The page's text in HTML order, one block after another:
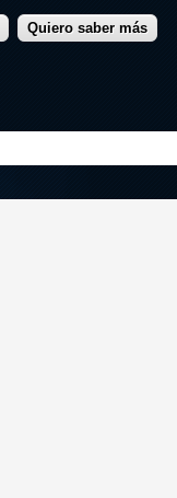
Quiero saber más